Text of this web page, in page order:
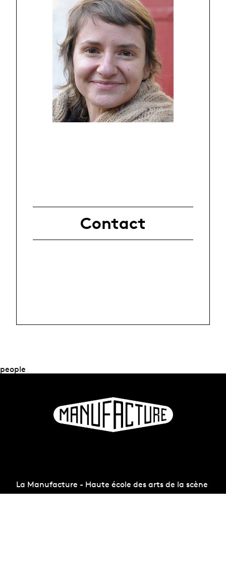
Contact
people
La Manufacture - Haute école des arts de la scène
Lausanne, Switzerland